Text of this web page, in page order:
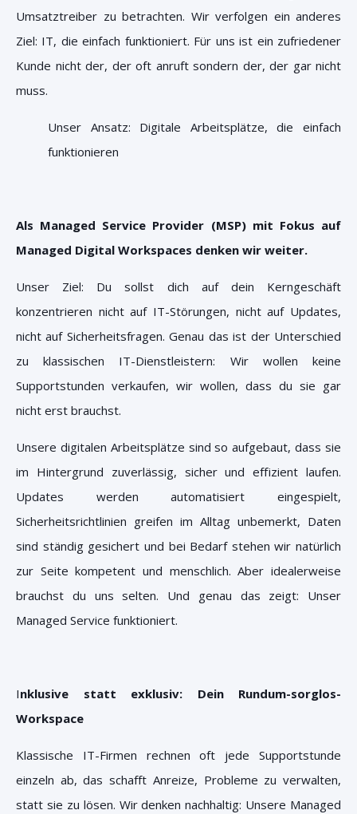
Umsatztreiber zu betrachten. Wir verfolgen ein anderes
Ziel: IT, die einfach funktioniert. Für uns ist ein zufriedener
Kunde nicht der, der oft anruft sondern der, der gar nicht
muss.
Unser Ansatz: Digitale Arbeitsplätze, die einfach
funktionieren
Als Managed Service Provider (MSP) mit Fokus auf
Managed Digital Workspaces denken wir weiter.
Unser Ziel: Du sollst dich auf dein Kerngeschäft
konzentrieren nicht auf IT-Störungen, nicht auf Updates,
nicht auf Sicherheitsfragen. Genau das ist der Unterschied
zu klassischen IT-Dienstleistern: Wir wollen keine
Supportstunden verkaufen, wir wollen, dass du sie gar
nicht erst brauchst.
Unsere digitalen Arbeitsplätze sind so aufgebaut, dass sie
im Hintergrund zuverlässig, sicher und effizient laufen.
Updates werden automatisiert eingespielt,
Sicherheitsrichtlinien greifen im Alltag unbemerkt, Daten
sind ständig gesichert und bei Bedarf stehen wir natürlich
zur Seite kompetent und menschlich. Aber idealerweise
brauchst du uns selten. Und genau das zeigt: Unser
Managed Service funktioniert.
Inklusive statt exklusiv: Dein Rundum-sorglos-
Workspace
Klassische IT-Firmen rechnen oft jede Supportstunde
einzeln ab, das schafft Anreize, Probleme zu verwalten,
statt sie zu lösen. Wir denken nachhaltig: Unsere Managed